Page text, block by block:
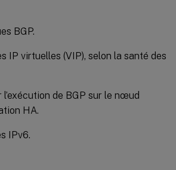
BGP.
IP virtuelles (VIP), selon la santé des
de BGP sur le nœud
HA.
IPv6.